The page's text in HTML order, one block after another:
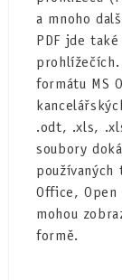
a mnoho
PDF jde
formátu MS
.odt, .xls,
soubory
Office,
mohou
formě.